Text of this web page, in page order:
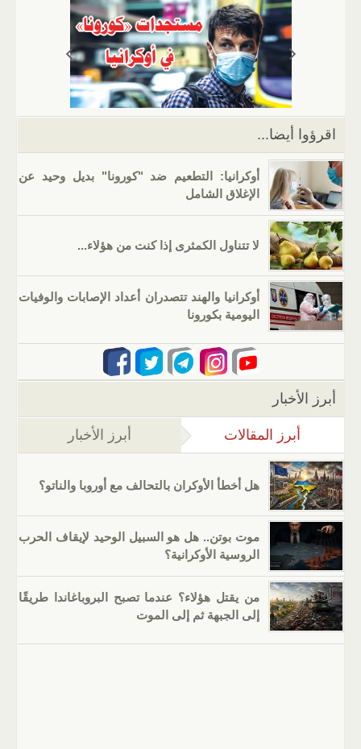
k
er
e
dI
n
g
er
gr
a
m
s
A
p
p
اقرؤوا أيضا...
أوكرانيا: التطعيم ضد "كورونا" بديل وحيد عن
الإغلاق الشامل
لا تتناول الكمثرى إذا كنت من هؤلاء...
أوكرانيا والهند تتصدران أعداد الإصابات والوفيات
اليومية بكورونا
أبرز الأخبار
أبرز المقالات (علامة التبويب النشطة)
أبرز الأخبار
هل أخطأ الأوكران بالتحالف مع أوروبا والناتو؟
موت بوتن.. هل هو السبيل الوحيد لإيقاف الحرب
الروسية الأوكرانية؟
من يقتل هؤلاء؟ عندما تصبح البروباغاندا طريقًا
إلى الجبهة ثم إلى الموت